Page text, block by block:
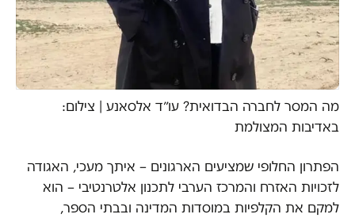
מה המסר לחברה הבדואית? עו״ד אלסאנע | צילום:
באדיבות המצולמת
הפתרון החלופי שמציעים הארגונים – איתך מעכי, האגודה
לזכויות האזרח והמרכז הערבי לתכנון אלטרנטיבי – הוא
למקם את הקלפיות במוסדות המדינה ובבתי הספר,